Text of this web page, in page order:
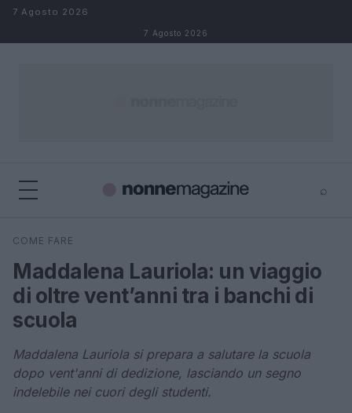
Salta al contenuto
7 Agosto 2026
7 Agosto 2026
⌕
Cerca
COME FARE
Maddalena Lauriola: un viaggio
di oltre vent’anni tra i banchi di
scuola
Maddalena Lauriola si prepara a salutare la scuola
dopo vent'anni di dedizione, lasciando un segno
indelebile nei cuori degli studenti.